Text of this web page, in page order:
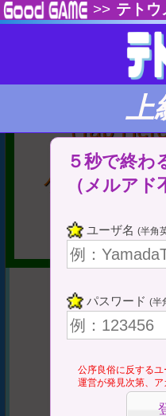
>> テトウ
上
５秒で終わ
（メルアド
ユーザ名 (半角
パスワード (半
公序良俗に反するユ
運営が発見次第、ア
ここをタ
(Tap
ゲームスタ